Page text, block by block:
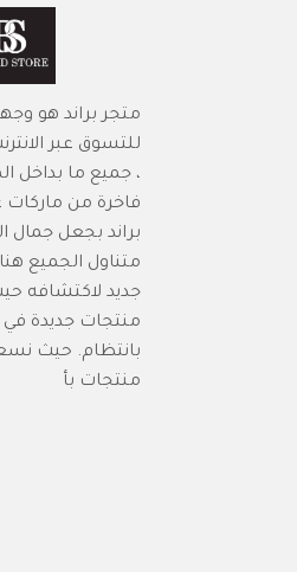
متجر براند هو
للتسوق عبر
، جميع ما بداخل
فاخرة من ماركات
براند بجعل جمال
متناول الجميع
جديد لاكتشافه
منتجات جديدة في
بانتظام. حيث
منتجات بأ